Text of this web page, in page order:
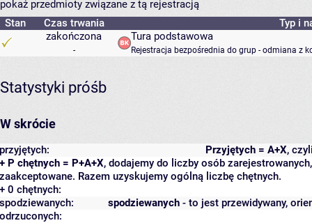
pokaż przedmioty związane z tą rejestracją
Stan
Czas trwania
Typ i
zakończona
-
Tura podstawowa
Rejestracja bezpośrednia do grup - odmiana z
Statystyki próśb
W skrócie
Przyjętych = A+X,
przyjętych:
+ P chętnych = P+A+X, dodajemy do liczby osób
zaakceptowane. Razem uzyskujemy ogólną liczbę chętnych.
+ 0 chętnych:
spodziewanych - to jest przewidywany,
spodziewanych:
odrzuconych: